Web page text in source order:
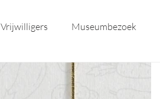
Vrijwilligers Museumbezoek